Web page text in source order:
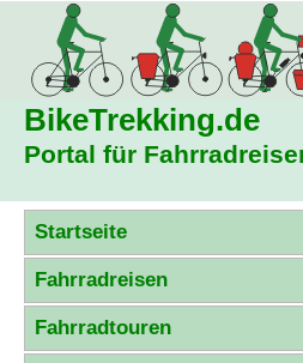
BikeTrekking.de
Portal für
Startseite
Fahrradreisen
Fahrradtouren